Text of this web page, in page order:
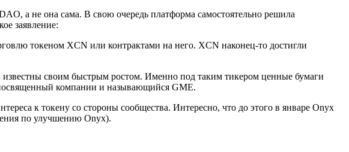
а не она сама. В свою очередь платформа самостоятельно решила
заявление:
токеном XCN или контрактами на него. XCN наконец-то достигли
своим быстрым ростом. Именно под таким тикером ценные бумаги
компании и называющийся GME.
к токену со стороны сообщества. Интересно, что до этого в январе Onyx
по улучшению Onyx).